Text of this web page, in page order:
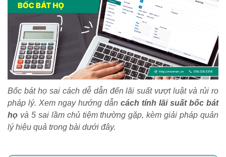
Bốc bát họ sai cách dễ dẫn đến lãi suất vượt luật và rủi ro
pháp lý. Xem ngay hướng dẫn cách tính lãi suất bốc bát
họ và 5 sai lầm chủ tiệm thường gặp, kèm giải pháp quản
lý hiệu quả trong bài dưới đây.